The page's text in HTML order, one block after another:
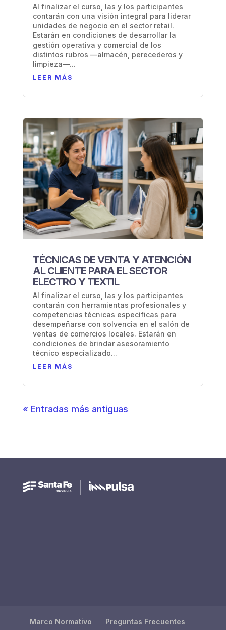
Al finalizar el curso, las y los participantes
contarán con una visión integral para liderar
unidades de negocio en el sector retail.
Estarán en condiciones de desarrollar la
gestión operativa y comercial de los
distintos rubros —almacén, perecederos y
limpieza—...
LEER MÁS
TÉCNICAS DE VENTA Y ATENCIÓN
AL CLIENTE PARA EL SECTOR
ELECTRO Y TEXTIL
Al finalizar el curso, las y los participantes
contarán con herramientas profesionales y
competencias técnicas específicas para
desempeñarse con solvencia en el salón de
ventas de comercios locales. Estarán en
condiciones de brindar asesoramiento
técnico especializado...
LEER MÁS
« Entradas más antiguas
Marco Normativo Preguntas Frecuentes